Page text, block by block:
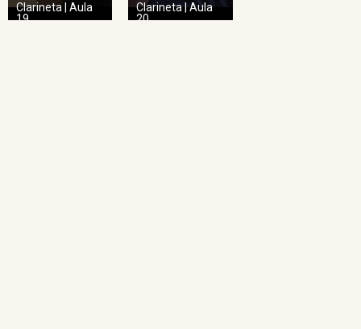
Clarineta | Aula
19
Clarineta | Aula
20